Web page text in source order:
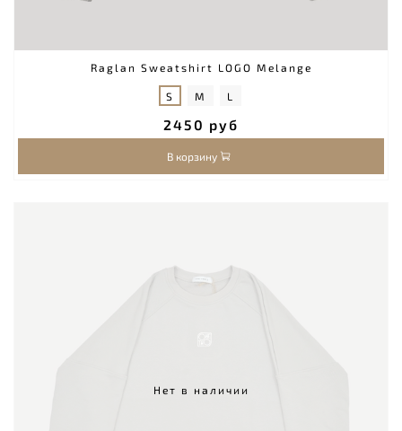
Raglan Sweatshirt LOGO Melange
S M L
2450 руб
В корзину
Нет в наличии